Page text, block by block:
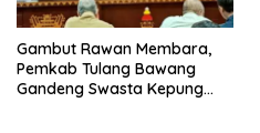
Gambut Rawan Membara,
Pemkab Tulang Bawang
Gandeng Swasta Kepung